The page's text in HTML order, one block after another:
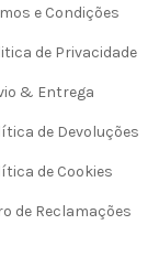
e Condições
de Privacidade
& Entrega
de Devoluções
de Cookies
de Reclamações